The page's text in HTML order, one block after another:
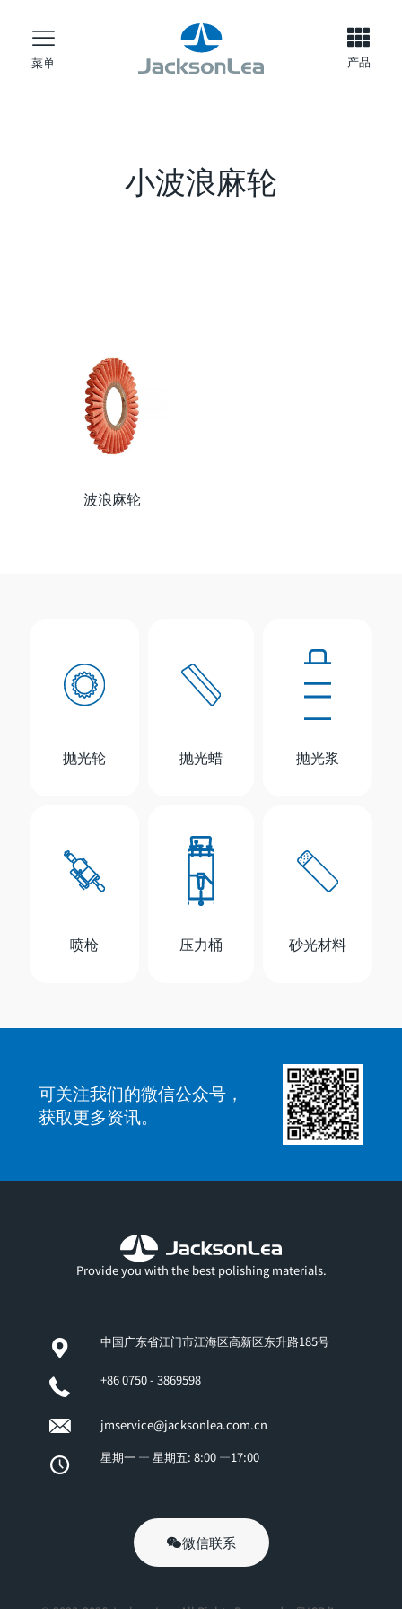
菜单 产品
小波浪麻轮
波浪麻轮
抛光轮 抛光蜡 抛光浆
喷枪 压力桶 砂光材料
可关注我们的微信公众号，
获取更多资讯。
Provide you with the best polishing materials.
中国广东省江门市江海区高新区东升路185号
+86 0750 - 3869598
jmservice@jacksonlea.com.cn
星期一 — 星期五: 8:00 —17:00
微信联系